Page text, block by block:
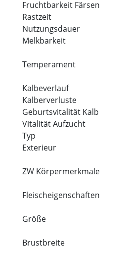
Fruchtbarkeit Färsen
Rastzeit
Nutzungsdauer
Melkbarkeit
Temperament
Kalbeverlauf
Kalberverluste
Geburtsvitalität Kalb
Vitalität Aufzucht
Typ
Exterieur
ZW Körpermerkmale
Fleischeigenschaften
Größe
Brustbreite